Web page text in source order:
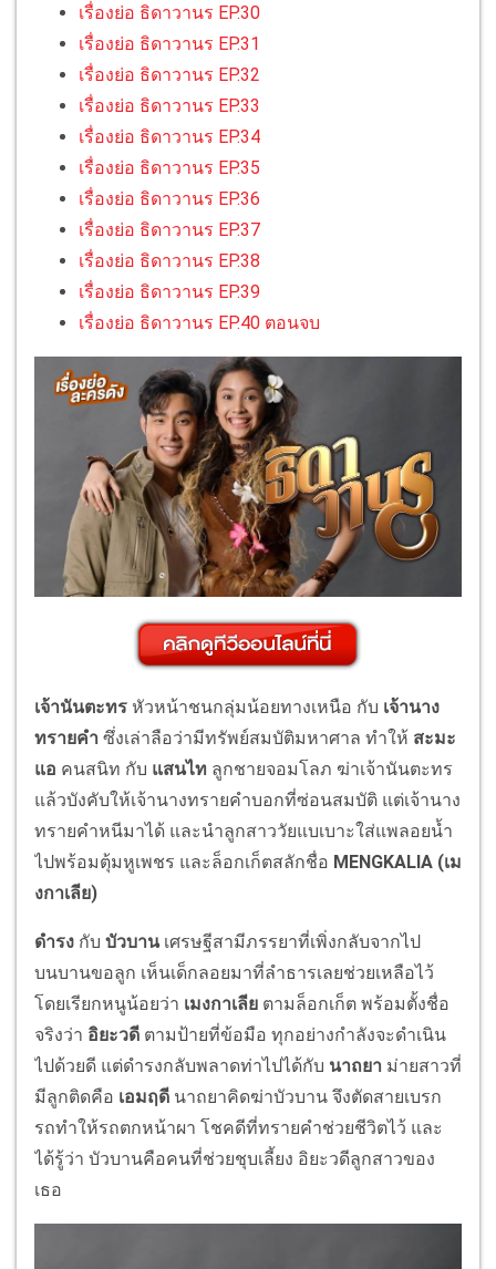
เรื่องย่อ ธิดาวานร EP.30
เรื่องย่อ ธิดาวานร EP.31
เรื่องย่อ ธิดาวานร EP.32
เรื่องย่อ ธิดาวานร EP.33
เรื่องย่อ ธิดาวานร EP.34
เรื่องย่อ ธิดาวานร EP.35
เรื่องย่อ ธิดาวานร EP.36
เรื่องย่อ ธิดาวานร EP.37
เรื่องย่อ ธิดาวานร EP.38
เรื่องย่อ ธิดาวานร EP.39
เรื่องย่อ ธิดาวานร EP.40 ตอนจบ
เจ้านันตะทร หัวหน้าชนกลุ่มน้อยทางเหนือ กับ เจ้านาง
ทรายคำ ซึ่งเล่าลือว่ามีทรัพย์สมบัติมหาศาล ทำให้ สะมะ
แอ คนสนิท กับ แสนไท ลูกชายจอมโลภ ฆ่าเจ้านันตะทร
แล้วบังคับให้เจ้านางทรายคำบอกที่ซ่อนสมบัติ แต่เจ้านาง
ทรายคำหนีมาได้ และนำลูกสาววัยแบเบาะใส่แพลอยน้ำ
ไปพร้อมตุ้มหูเพชร และล็อกเก็ตสลักชื่อ MENGKALIA (เม
งกาเลีย)
ดำรง กับ บัวบาน เศรษฐีสามีภรรยาที่เพิ่งกลับจากไป
บนบานขอลูก เห็นเด็กลอยมาที่ลำธารเลยช่วยเหลือไว้
โดยเรียกหนูน้อยว่า เมงกาเลีย ตามล็อกเก็ต พร้อมตั้งชื่อ
จริงว่า อิยะวดี ตามป้ายที่ข้อมือ ทุกอย่างกำลังจะดำเนิน
ไปด้วยดี แต่ดำรงกลับพลาดท่าไปได้กับ นาถยา ม่ายสาวที่
มีลูกติดคือ เอมฤดี นาถยาคิดฆ่าบัวบาน จึงตัดสายเบรก
รถทำให้รถตกหน้าผา โชคดีที่ทรายคำช่วยชีวิตไว้ และ
ได้รู้ว่า บัวบานคือคนที่ช่วยชุบเลี้ยง อิยะวดีลูกสาวของ
เธอ